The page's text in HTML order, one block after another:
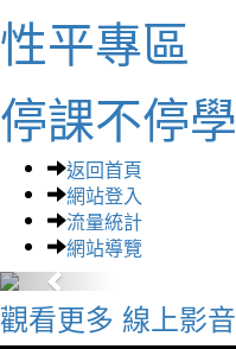
性平專區
停課不停學
返回首頁
網站登入
流量統計
網站導覽
觀看更多 線上影音